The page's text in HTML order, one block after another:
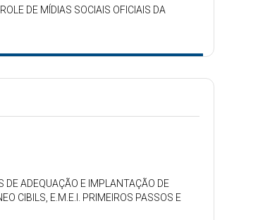
DE MÍDIAS SOCIAIS OFICIAIS DA
DE ADEQUAÇÃO E IMPLANTAÇÃO DE
CIBILS, E.M.E.I. PRIMEIROS PASSOS E